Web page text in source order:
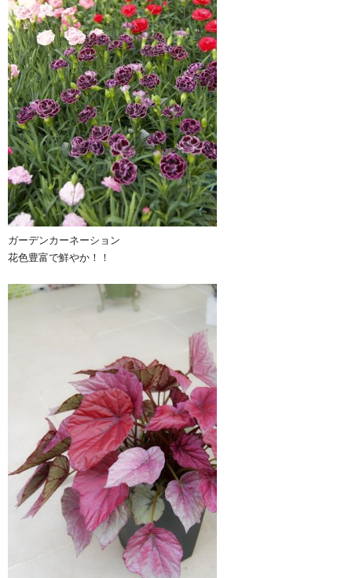
ガーデンカーネーション
花色豊富で鮮やか！！